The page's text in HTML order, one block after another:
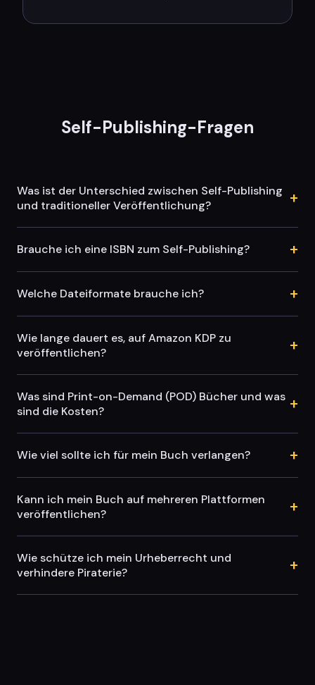
Self-Publishing-Fragen
Was ist der Unterschied zwischen Self-Publishing
und traditioneller Veröffentlichung?
+
Brauche ich eine ISBN zum Self-Publishing? +
Welche Dateiformate brauche ich? +
Wie lange dauert es, auf Amazon KDP zu
veröffentlichen?
+
Was sind Print-on-Demand (POD) Bücher und was
sind die Kosten?
+
Wie viel sollte ich für mein Buch verlangen? +
Kann ich mein Buch auf mehreren Plattformen
veröffentlichen?
+
Wie schütze ich mein Urheberrecht und
verhindere Piraterie?
+